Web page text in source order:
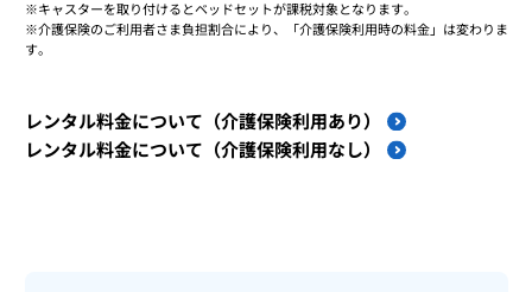
※キャスターを取り付けるとベッドセットが課税対象となります。
※介護保険のご利用者さま負担割合により、「介護保険利用時の料金」は変わりま
す。
レンタル料金について（介護保険利用あり）
レンタル料金について（介護保険利用なし）